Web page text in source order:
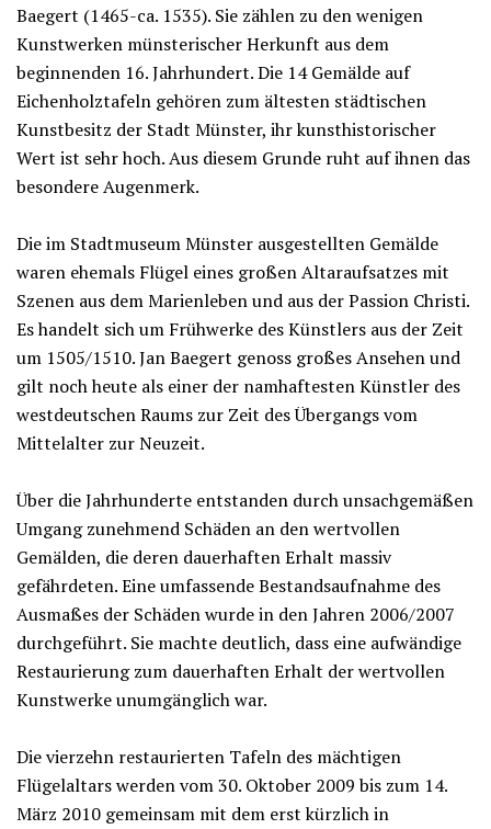
Baegert (1465-ca. 1535). Sie zählen zu den wenigen
Kunstwerken münsterischer Herkunft aus dem
beginnenden 16. Jahrhundert. Die 14 Gemälde auf
Eichenholztafeln gehören zum ältesten städtischen
Kunstbesitz der Stadt Münster, ihr kunsthistorischer
Wert ist sehr hoch. Aus diesem Grunde ruht auf ihnen das
besondere Augenmerk.
Die im Stadtmuseum Münster ausgestellten Gemälde
waren ehemals Flügel eines großen Altaraufsatzes mit
Szenen aus dem Marienleben und aus der Passion Christi.
Es handelt sich um Frühwerke des Künstlers aus der Zeit
um 1505/1510. Jan Baegert genoss großes Ansehen und
gilt noch heute als einer der namhaftesten Künstler des
westdeutschen Raums zur Zeit des Übergangs vom
Mittelalter zur Neuzeit.
Über die Jahrhunderte entstanden durch unsachgemäßen
Umgang zunehmend Schäden an den wertvollen
Gemälden, die deren dauerhaften Erhalt massiv
gefährdeten. Eine umfassende Bestandsaufnahme des
Ausmaßes der Schäden wurde in den Jahren 2006/2007
durchgeführt. Sie machte deutlich, dass eine aufwändige
Restaurierung zum dauerhaften Erhalt der wertvollen
Kunstwerke unumgänglich war.
Die vierzehn restaurierten Tafeln des mächtigen
Flügelaltars werden vom 30. Oktober 2009 bis zum 14.
März 2010 gemeinsam mit dem erst kürzlich in